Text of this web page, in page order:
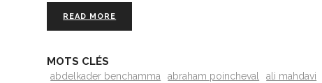
READ MORE
MOTS CLÉS
abdelkader benchamma abraham poincheval ali mahdavi